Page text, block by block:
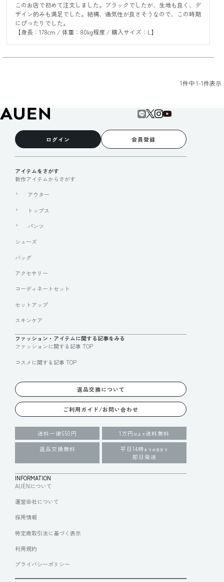
このお店で初めて注文しました。ブラックでしたが、生地も良く、デ
ザイン的みも満足でした。結構、通気性が良さそうなので、この時期
にぴったりでした。
【身長：178cm / 体重：80kg程度 / 購入サイズ：L】
1件中1-1件表示
ログイン 会員登録
アイテムをさがす
新作アイテムからさがす
アウター
トップス
パンツ
シューズ
バッグ
アクセサリー
コーディネートセット
セットアップ
スキンケア
ファッション・アイテムに関する記事をみる
ファッションに関する記事 TOP
コスメに関する記事 TOP
返品交換について
ご利用ガイド/お問い合わせ
送料一律550円 1万円 以上で送料無料
返品交換無料
平日14時 までの注文で
即日発送
INFORMATION
AUENについて
運営会社について
採用情報
特定商取引法に基づく表示
利用規約
プライバシーポリシー